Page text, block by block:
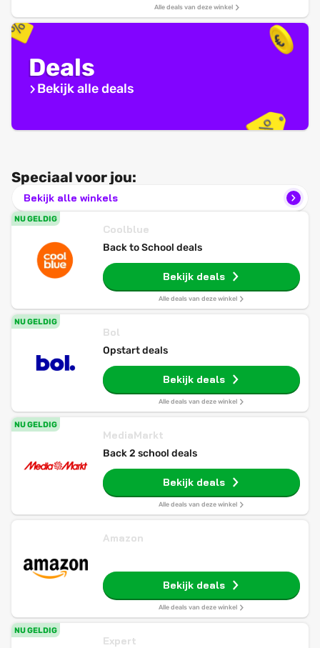
Alle deals van deze winkel
Deals
Bekijk alle deals
Speciaal voor jou:
Bekijk alle winkels
NU GELDIG
Coolblue
Back to School deals
Bekijk deals
Alle deals van deze winkel
NU GELDIG
Bol
Opstart deals
Bekijk deals
Alle deals van deze winkel
NU GELDIG
MediaMarkt
Back 2 school deals
Bekijk deals
Alle deals van deze winkel
Amazon
Bekijk deals
Alle deals van deze winkel
NU GELDIG
Expert